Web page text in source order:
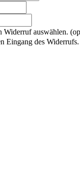
Widerruf auswählen.
Eingang des